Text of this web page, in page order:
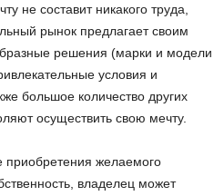
не составит никакого труда,
рынок предлагает своим
решения (марки и модели
условия и
большое количество других
осуществить свою мечту.
приобретения желаемого
владелец может